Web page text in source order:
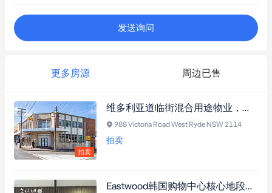
发送询问
更多房源 周边已售
拍卖
维多利亚道临街混合用途物业，兼具稳定收益与开发潜力
988 Victoria Road West Ryde NSW 2114
拍卖
Eastwood韩国购物中心核心地段黄金商铺，稳定租约年收7.8万澳元，近火车站